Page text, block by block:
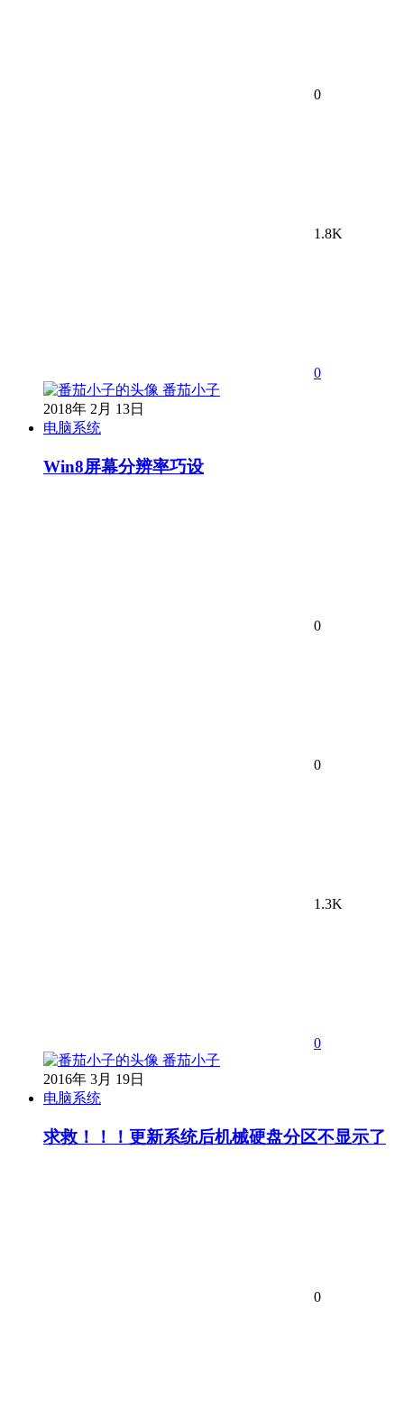
0
1.8K
0
番茄小子
2018年 2月 13日
电脑系统
Win8屏幕分辨率巧设
0
0
1.3K
0
番茄小子
2016年 3月 19日
电脑系统
求救！！！更新系统后机械硬盘分区不显示了
0